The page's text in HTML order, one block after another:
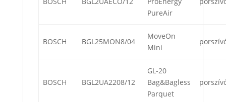
PureAir
BOSCH BGL25MON8/04
MoveOn
Mini
BOSCH BGL2UA2208/12
GL-20
Bag&Bagless
Parquet